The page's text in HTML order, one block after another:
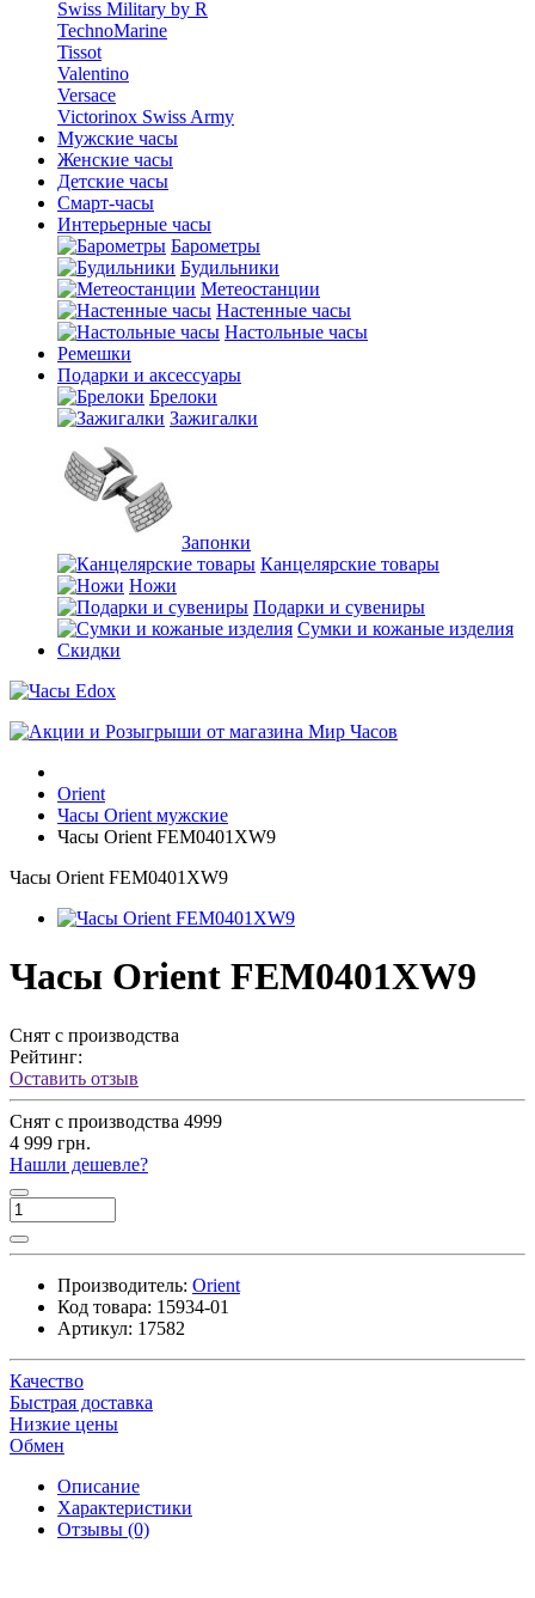
Swiss Military by R
TechnoMarine
Tissot
Valentino
Versace
Victorinox Swiss Army
Мужские часы
Женские часы
Детские часы
Смарт-часы
Интерьерные часы
Барометры
Будильники
Метеостанции
Настенные часы
Настольные часы
Ремешки
Подарки и аксессуары
Брелоки
Зажигалки
Запонки
Канцелярские товары
Ножи
Подарки и сувениры
Сумки и кожаные изделия
Скидки
Orient
Часы Orient мужские
Часы Orient FEM0401XW9
Часы Orient FEM0401XW9
Часы Orient FEM0401XW9
Снят с производства
Рейтинг:
Оставить отзыв
Снят с производства 4999
4 999 грн.
Нашли дешевле?
Производитель: Orient
Код товара: 15934-01
Артикул: 17582
Качество
Быстрая доставка
Низкие цены
Обмен
Описание
Характеристики
Отзывы (0)